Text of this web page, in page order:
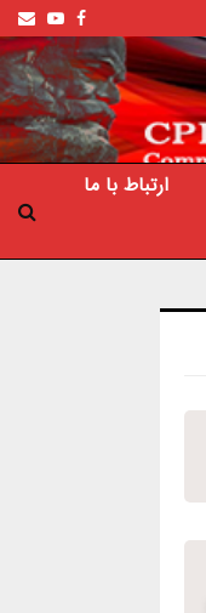
Facebook
ارتباط با ما